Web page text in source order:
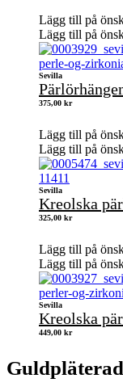
Lägg till på
Lägg till på
Sevilla
375,00 kr
Lägg till på
Lägg till på
Sevilla
Kreolska
325,00 kr
Lägg till på
Lägg till på
Sevilla
Kreolska
449,00 kr